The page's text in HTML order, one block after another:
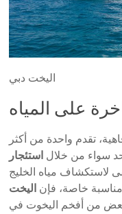
اليخت دبي
على المياه
تقدم واحدة من أكثر
حد سواء من خلال استئجار
لاستكشاف مياه الخليج
خاصة، فإن اليخت
بعض من أفخم اليخوت في